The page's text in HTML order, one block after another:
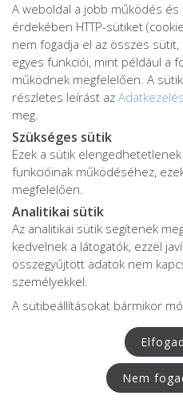
E-mail
Kérdés
Hozzájárulok az
Kérdés
A weboldal a jobb működés
érdekében HTTP-sütiket
nem fogadja el az összes
egyes funkciói, mint például a
működnek megfelelően. A
részletes leírást az
meg.
Szükséges sütik
Ezek a sütik
funkcióinak működéséhez,
megfelelően.
Analitikai sütik
Az analitikai sütik segítenek
kedvelnek a látogatók, ezzel
összegyűjtött adatok nem
személyekkel.
A sütibeállításokat bármikor
Nem